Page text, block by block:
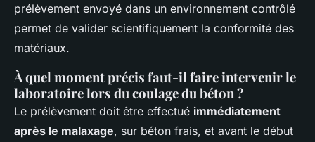
prélèvement envoyé dans un environnement contrôlé
permet de valider scientifiquement la conformité des
matériaux.
À quel moment précis faut-il faire intervenir le
laboratoire lors du coulage du béton ?
Le prélèvement doit être effectué immédiatement
après le malaxage, sur béton frais, et avant le début